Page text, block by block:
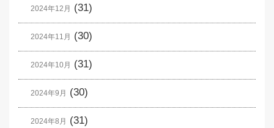
2024年12月 (31)
2024年11月 (30)
2024年10月 (31)
2024年9月 (30)
2024年8月 (31)